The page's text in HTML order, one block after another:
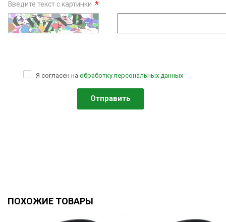
Введите текст с картинки *
Я согласен на обработку персональных данных
ПОХОЖИЕ ТОВАРЫ